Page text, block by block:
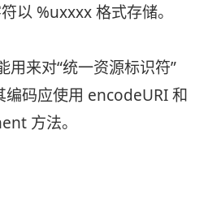
以 %uxxxx 格式存储。
用来对“统一资源标识符”
编码应使用 encodeURI 和
方法。